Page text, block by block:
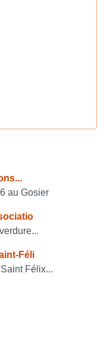
au Gosier
Féli
Félix...